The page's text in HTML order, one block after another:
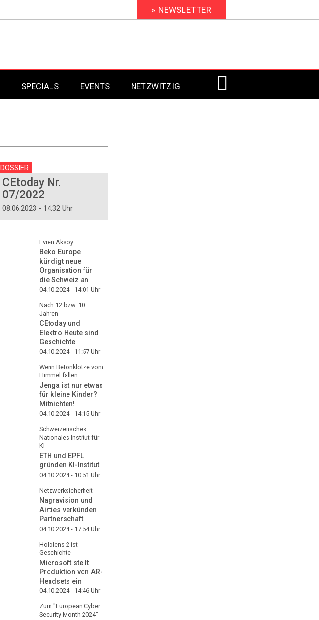
» NEWSLETTER
SPECIALS
Professional AV & Digital Signage 2021
Professional AV & Digital Signage 2020
Professional AV & Digital Signage 2019
EVENTS NETZWITZIG
DOSSIER
CEtoday Nr.
07/2022
08.06.2023 - 14:32 Uhr
Evren Aksoy
Beko Europe
kündigt neue
Organisation für
die Schweiz an
04.10.2024 - 14:01 Uhr
Nach 12 bzw. 10
Jahren
CEtoday und
Elektro Heute sind
Geschichte
04.10.2024 - 11:57 Uhr
Wenn Betonklötze vom
Himmel fallen
Jenga ist nur etwas
für kleine Kinder?
Mitnichten!
04.10.2024 - 14:15 Uhr
Schweizerisches
Nationales Institut für
KI
ETH und EPFL
gründen KI-Institut
04.10.2024 - 10:51 Uhr
Netzwerksicherheit
Nagravision und
Airties verkünden
Partnerschaft
04.10.2024 - 17:54Uhr
Hololens 2 ist
Geschichte
Microsoft stellt
Produktion von AR-
Headsets ein
04.10.2024 - 14:46 Uhr
Zum "European Cyber
Security Month 2024"